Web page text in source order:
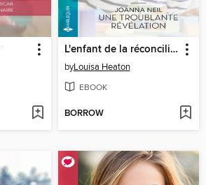
L'enfant de la réconciliation--Une troublante révélation
byLouisa Heaton
EBOOK
BORROW